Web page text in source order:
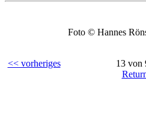
Foto © Hannes
<< vorheriges 13 von